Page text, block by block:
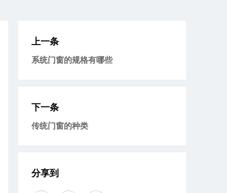
上一条
系统门窗的规格有哪些
下一条
传统门窗的种类
分享到